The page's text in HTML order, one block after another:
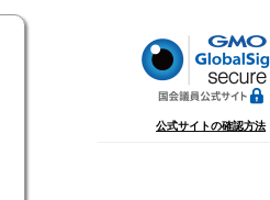
公式サイトの確認方法